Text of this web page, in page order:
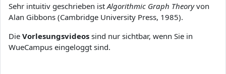
Sehr intuitiv geschrieben ist Algorithmic Graph Theoryvon
Alan Gibbons (Cambridge University Press, 1985).
Die Vorlesungsvideos sind nur sichtbar, wenn Sie in
WueCampus eingeloggt sind.